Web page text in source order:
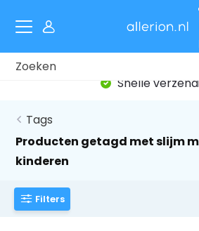
Snelle
Tags
Producten getagd met slijm
kinderen
Filters